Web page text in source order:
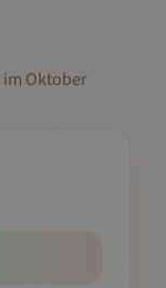
im Oktober